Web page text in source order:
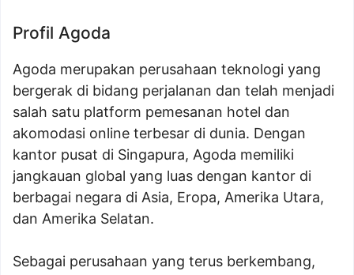
Profil Agoda
Agoda merupakan perusahaan teknologi yang
bergerak di bidang perjalanan dan telah menjadi
salah satu platform pemesanan hotel dan
akomodasi online terbesar di dunia. Dengan
kantor pusat di Singapura, Agoda memiliki
jangkauan global yang luas dengan kantor di
berbagai negara di Asia, Eropa, Amerika Utara,
dan Amerika Selatan.
Sebagai perusahaan yang terus berkembang,